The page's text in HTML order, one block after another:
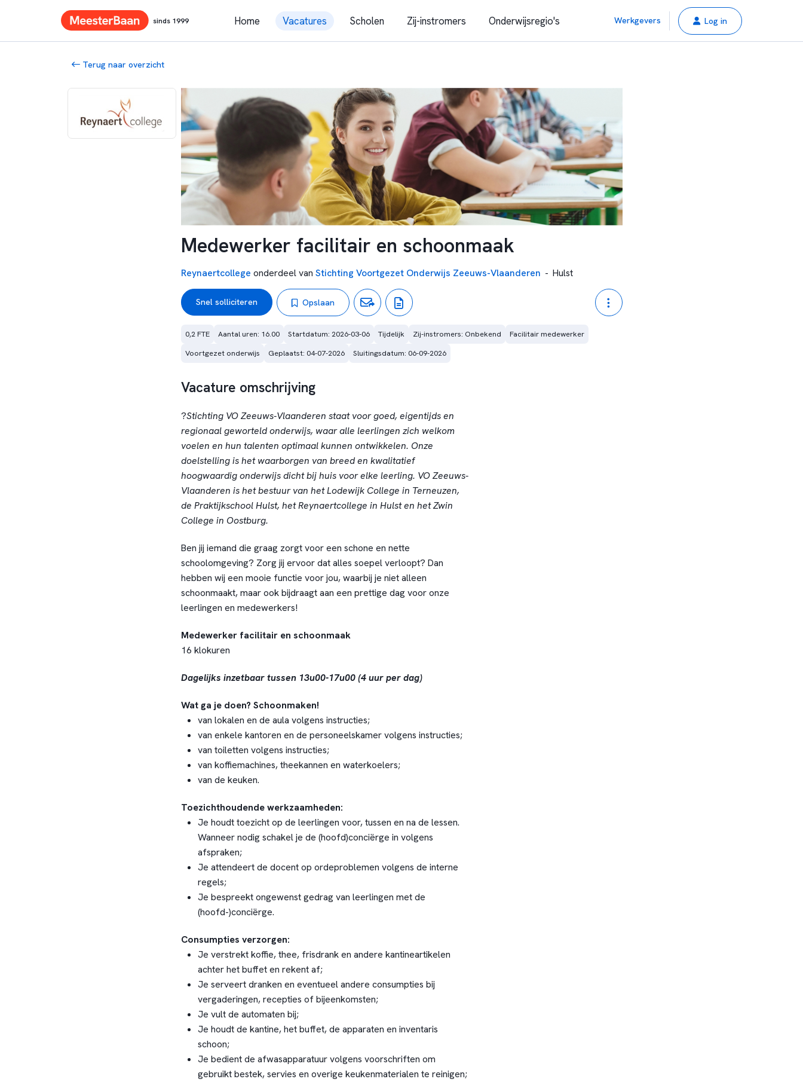
sinds 1999 Home Vacatures Scholen Zij-instromers Onderwijsregio's Werkgevers Log in
Terug naar overzicht
Medewerker facilitair en schoonmaak
Reynaertcollege onderdeel van Stichting Voortgezet Onderwijs Zeeuws-Vlaanderen - Hulst
Snel solliciteren Opslaan
0,2 FTE Aantal uren: 16.00 Startdatum: 2026-03-06 Tijdelijk Zij-instromers: Onbekend
Facilitair medewerker
Voortgezet onderwijs
Geplaatst: 04-07-2026 Sluitingsdatum: 06-09-2026
Vacature omschrijving
?Stichting VO Zeeuws-Vlaanderen staat voor goed, eigentijds en
regionaal geworteld onderwijs, waar alle leerlingen zich welkom
voelen en hun talenten optimaal kunnen ontwikkelen. Onze
doelstelling is het waarborgen van breed en kwalitatief
hoogwaardig onderwijs dicht bij huis voor elke leerling. VO Zeeuws-
Vlaanderen is het bestuur van het Lodewijk College in Terneuzen,
de Praktijkschool Hulst, het Reynaertcollege in Hulst en het Zwin
College in Oostburg.
Ben jij iemand die graag zorgt voor een schone en nette
schoolomgeving? Zorg jij ervoor dat alles soepel verloopt? Dan
hebben wij een mooie functie voor jou, waarbij je niet alleen
schoonmaakt, maar ook bijdraagt aan een prettige dag voor onze
leerlingen en medewerkers!
Medewerker facilitair en schoonmaak
16 klokuren
Dagelijks inzetbaar tussen 13u00-17u00 (4 uur per dag)
Wat ga je doen? Schoonmaken!
van lokalen en de aula volgens instructies;
van enkele kantoren en de personeelskamer volgens instructies;
van toiletten volgens instructies;
van koffiemachines, theekannen en waterkoelers;
van de keuken.
Toezichthoudende werkzaamheden:
Je houdt toezicht op de leerlingen voor, tussen en na de lessen.
Wanneer nodig schakel je de (hoofd)conciërge in volgens
afspraken;
Je attendeert de docent op ordeproblemen volgens de interne
regels;
Je bespreekt ongewenst gedrag van leerlingen met de
(hoofd-)conciërge.
Consumpties verzorgen:
Je verstrekt koffie, thee, frisdrank en andere kantineartikelen
achter het buffet en rekent af;
Je serveert dranken en eventueel andere consumpties bij
vergaderingen, recepties of bijeenkomsten;
Je vult de automaten bij;
Je houdt de kantine, het buffet, de apparaten en inventaris
schoon;
Je bedient de afwasapparatuur volgens voorschriften om
gebruikt bestek, servies en overige keukenmaterialen te reinigen;